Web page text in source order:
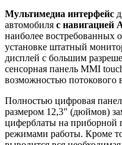
Мультимедиа интерфейс
автомобиля с навигацией
наиболее востребованных
установке штатный
дисплей с большим
сенсорная панель MMI
возможностью потокового
Полностью цифровая
размером 12,3" (дюймов)
циферблаты на приборной
режимами работы. Кроме